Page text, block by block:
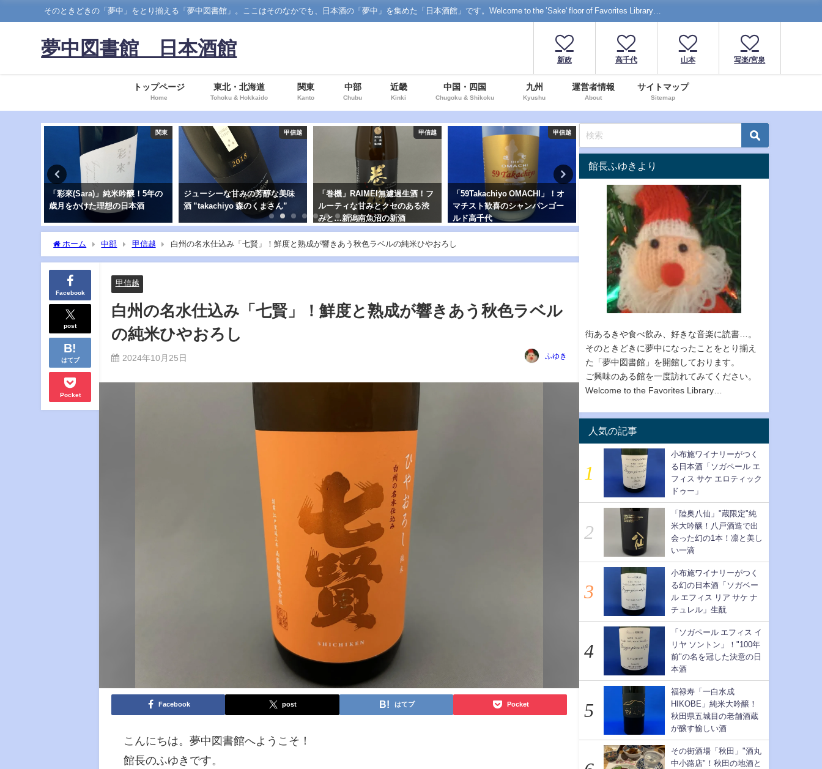
そのときどきの「夢中」をとり揃える「夢中図書館」。ここはそのなかでも、日本酒の「夢中」を集めた「日本酒館」です。Welcome to the ’Sake' floor of Favorites Library…
夢中図書館 日本酒館
新政 高千代 山本 写楽/宮泉
トップページ
Home
東北・北海道
Tohoku & Hokkaido
関東
Kanto
中部
Chubu
近畿
Kinki
中国・四国
Chugoku & Shikoku
九州
Kyushu
運営者情報
About
サイトマップ
Sitemap
関東
「彩來(Sara)」純米吟醸！5年の
歳月をかけた理想の日本酒
甲信越
ジューシーな甘みの芳醇な美味
酒 ”takachiyo 森のくまさん”
甲信越
「巻機」RAIMEI無濾過生酒！フ
ルーティな甘みとクセのある渋
みと…新潟南魚沼の新酒
甲信越
「59Takachiyo OMACHI」！オ
マチスト歓喜のシャンパンゴー
ルド高千代
「高千代」からくち純米酒！日
本酒度+19の超辛口日本酒、その
キレに痺れろ…
「Takachiyo
米吟醸！華吹雪の味わいを
ホーム 中部 甲信越 白州の名水仕込み「七賢」！鮮度と熟成が響きあう秋色ラベルの純米ひやおろし
Facebook
post
はてブ
Pocket
甲信越
白州の名水仕込み「七賢」！鮮度と熟成が響きあう秋色ラベル
の純米ひやおろし
2024年10月25日 ふゆき
Facebook post はてブ Pocket
こんにちは。夢中図書館へようこそ！
館長のふゆきです。
館長ふゆきより
街あるきや食べ飲み、好きな音楽に読書…。
そのときどきに夢中になったことをとり揃え
た「夢中図書館」を開館しております。
ご興味のある館を一度訪れてみてください。
Welcome to the Favorites Library…
人気の記事
小布施ワイナリーがつく
る日本酒「ソガペール エ
フィス サケ エロティック
ドゥー」
「陸奥八仙」"蔵限定"純
米大吟醸！八戸酒造で出
会った幻の1本！凛と美し
い一滴
小布施ワイナリーがつく
る幻の日本酒「ソガベー
ル エフィス リア サケ ナ
チュレル」生酛
「ソガペール エフィス イ
リヤ ソントン」！"100年
前"の名を冠した決意の日
本酒
福禄寿「一白水成
HIKOBE」純米大吟醸！
秋田県五城目の老舗酒蔵
が醸す愉しい酒
その街酒場「秋田」"酒丸
中小路店"！秋田の地酒と